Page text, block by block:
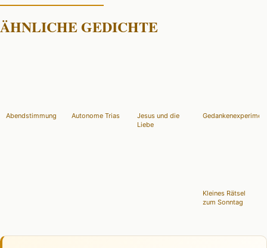
ÄHNLICHE GEDICHTE
Abendstimmung Autonome Trias
Jesus und die
Liebe
Gedankenexperiment
Kleines Rätsel
zum Sonntag